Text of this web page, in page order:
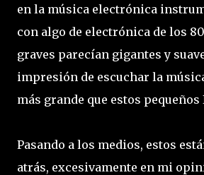
en la música electrónica
con algo de electrónica de los
graves parecían gigantes y
impresión de escuchar la
más grande que estos pequeños
Pasando a los medios, estos
atrás, excesivamente en mi